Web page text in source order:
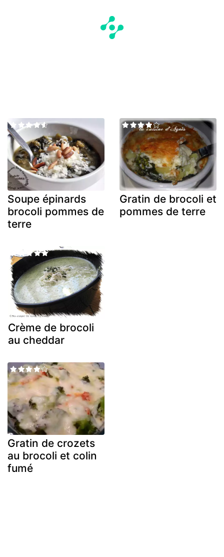
Soupe épinards
brocoli pommes de
terre
Gratin de brocoli et
pommes de terre
Crème de brocoli
au cheddar
Gratin de crozets
au brocoli et colin
fumé